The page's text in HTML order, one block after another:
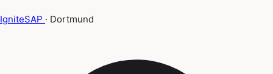
IgniteSAP · Dortmund